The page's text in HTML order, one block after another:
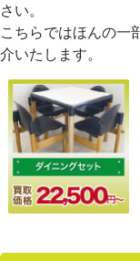
さい。
こちらではほんの一
介いたします。